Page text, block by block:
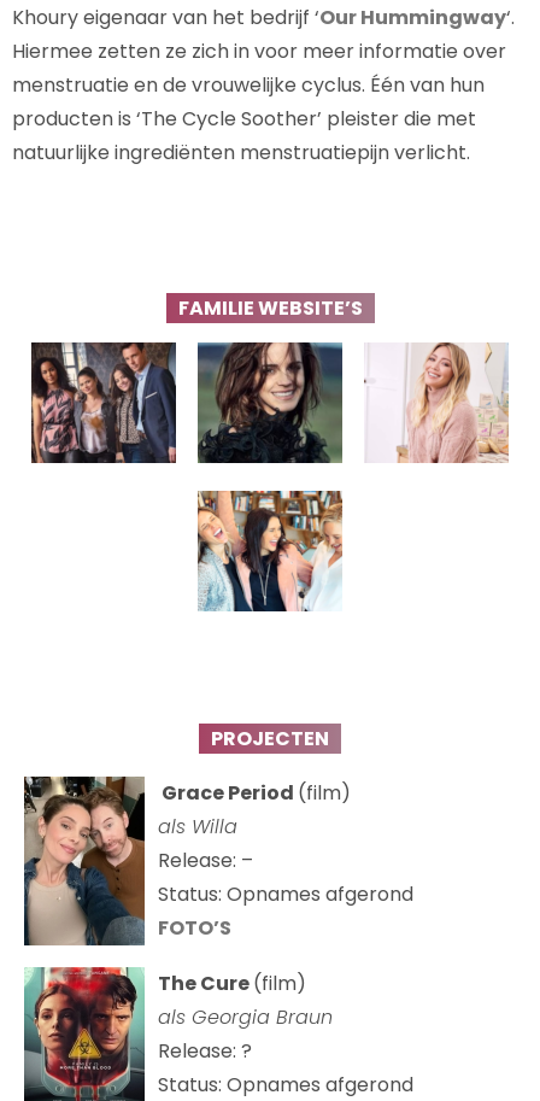
Khoury eigenaar van het bedrijf ‘Our Hummingway‘.
Hiermee zetten ze zich in voor meer informatie over
menstruatie en de vrouwelijke cyclus. Één van hun
producten is ‘The Cycle Soother’ pleister die met
natuurlijke ingrediënten menstruatiepijn verlicht.
FAMILIE WEBSITE’S
PROJECTEN
Grace Period (film)
als Willa
Release: –
Status: Opnames afgerond
FOTO’S
The Cure(film)
als Georgia Braun
Release: ?
Status: Opnames afgerond